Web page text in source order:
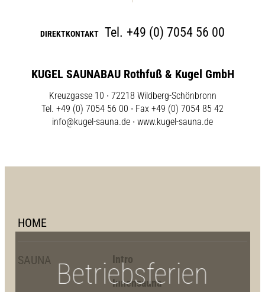
DIREKTKONTAKT Tel. +49 (0) 7054 56 00
KUGEL SAUNABAU Rothfuß & Kugel GmbH
Kreuzgasse 10 ∙ 72218 Wildberg-Schönbronn
Tel. +49 (0) 7054 56 00 ∙ Fax +49 (0) 7054 85 42
info@kugel-sauna.de ∙ www.kugel-sauna.de
HOME
SAUNA
Intro
Innensauna
Betriebsferien